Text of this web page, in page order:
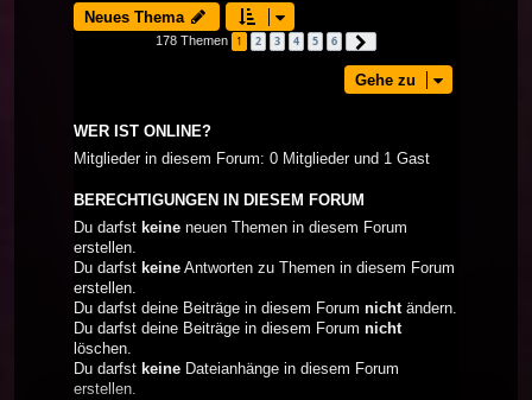
Neues Thema
178 Themen 1 2 3 4 5 6
Gehe zu
WER IST ONLINE?
Mitglieder in diesem Forum: 0 Mitglieder und 1 Gast
BERECHTIGUNGEN IN DIESEM FORUM
Du darfst keine neuen Themen in diesem Forum
erstellen.
Du darfst keine Antworten zu Themen in diesem Forum
erstellen.
Du darfst deine Beiträge in diesem Forum nichtändern.
Du darfst deine Beiträge in diesem Forum nicht
löschen.
Du darfst keine Dateianhänge in diesem Forum
erstellen.